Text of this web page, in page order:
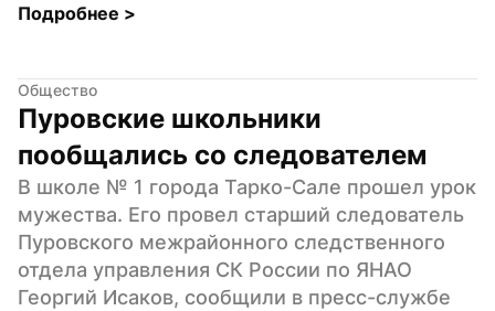
Подробнее >
Общество
Пуровские школьники
пообщались со следователем
В школе № 1 города Тарко-Сале прошел урок
мужества. Его провел старший следователь
Пуровского межрайонного следственного
отдела управления СК России по ЯНАО
Георгий Исаков, сообщили в пресс-службе